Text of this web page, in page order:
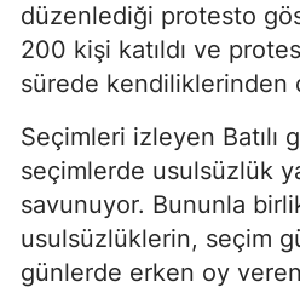
düzenlediği protesto
200 kişi katıldı ve
sürede kendiliklerinden
Seçimleri izleyen Batılı
seçimlerde usulsüzlük
savunuyor. Bununla
usulsüzlüklerin, seçim
günlerde erken oy